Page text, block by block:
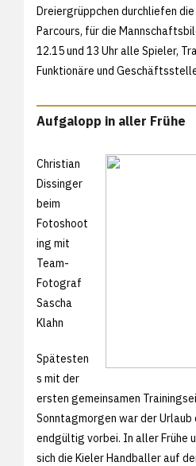
Dreiergrüppchen durchliefen
Parcours, für die
12.15 und 13 Uhr alle Spieler,
Funktionäre und
Aufgalopp in aller Frühe
Christian
Dissinger
beim
Fotoshoot
ing mit
Team-
Fotograf
Sascha
Klahn
Spätesten
s mit der
ersten gemeinsamen
Sonntagmorgen war der Urlaub
endgültig vorbei. In aller Frühe
sich die Kieler Handballer auf